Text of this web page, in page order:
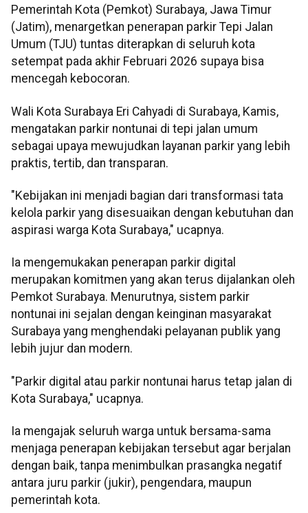
Pemerintah Kota (Pemkot) Surabaya, Jawa Timur
(Jatim), menargetkan penerapan parkir Tepi Jalan
Umum (TJU) tuntas diterapkan di seluruh kota
setempat pada akhir Februari 2026 supaya bisa
mencegah kebocoran.
Wali Kota Surabaya Eri Cahyadi di Surabaya, Kamis,
mengatakan parkir nontunai di tepi jalan umum
sebagai upaya mewujudkan layanan parkir yang lebih
praktis, tertib, dan transparan.
"Kebijakan ini menjadi bagian dari transformasi tata
kelola parkir yang disesuaikan dengan kebutuhan dan
aspirasi warga Kota Surabaya," ucapnya.
Ia mengemukakan penerapan parkir digital
merupakan komitmen yang akan terus dijalankan oleh
Pemkot Surabaya. Menurutnya, sistem parkir
nontunai ini sejalan dengan keinginan masyarakat
Surabaya yang menghendaki pelayanan publik yang
lebih jujur dan modern.
"Parkir digital atau parkir nontunai harus tetap jalan di
Kota Surabaya," ucapnya.
Ia mengajak seluruh warga untuk bersama-sama
menjaga penerapan kebijakan tersebut agar berjalan
dengan baik, tanpa menimbulkan prasangka negatif
antara juru parkir (jukir), pengendara, maupun
pemerintah kota.